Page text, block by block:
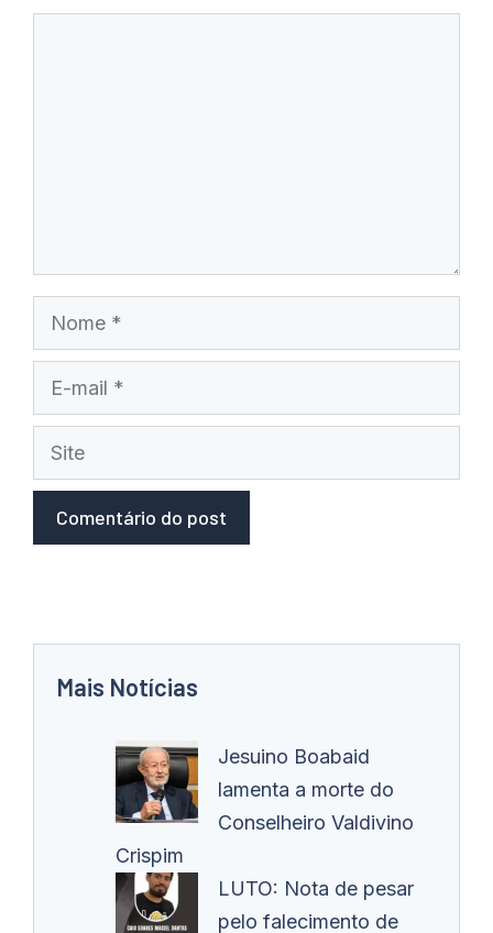
Nome
mail
Site
Mais Notícias
Jesuino Boabaid
lamenta a morte do
Conselheiro Valdivino
Crispim
LUTO: Nota de pesar
pelo falecimento de